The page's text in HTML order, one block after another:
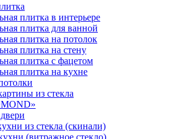
плитка в интерьере
плитка для ванной
плитка на потолок
плитка на стену
плитка с фацетом
плитка на кухне
из стекла
из стекла (скинали)
(витражное стекло)